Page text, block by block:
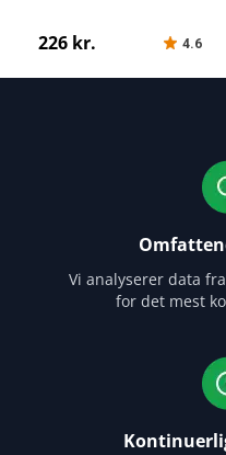
226 kr. 4.6
Vi analyserer data
for det mest